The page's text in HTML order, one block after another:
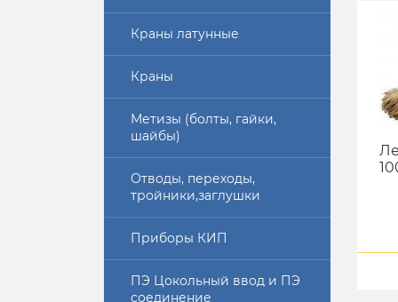
Краны латунные
Краны
Метизы (болты, гайки,
шайбы)
Отводы, переходы,
тройники,заглушки
Приборы КИП
ПЭ Цокольный ввод и ПЭ
соединение